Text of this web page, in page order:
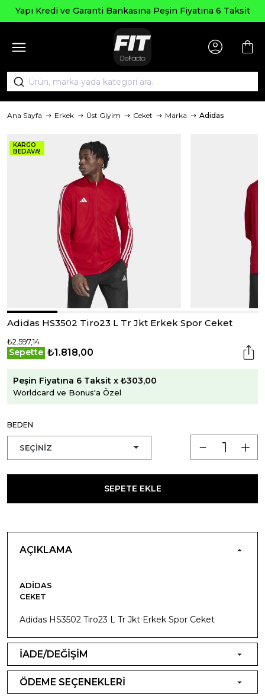
Yapı Kredi ve Garanti Bankasına Peşin Fiyatına 6 Taksit
Ana Sayfa Erkek Üst Giyim Ceket Marka Adidas
KARGO
BEDAVA!
Adidas HS3502 Tiro23 L Tr Jkt Erkek Spor Ceket
₺2.597,14
Sepette ₺1.818,00
Peşin Fiyatına 6 Taksit x ₺303,00
Worldcard ve Bonus'a Özel
BEDEN
SEPETE EKLE
AÇIKLAMA
ADIDAS
CEKET
Adidas HS3502 Tiro23 L Tr Jkt Erkek Spor Ceket
İADE/DEĞİŞİM
ÖDEME SEÇENEKLERİ